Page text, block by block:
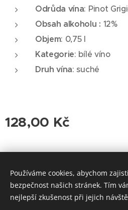
Odrůda vína: Pinot
Obsah alkoholu : 12%
Objem: 0,75 l
Kategorie: bílé víno
Druh vína: suché
128,00 Kč
© 2026 Roudnická vinotéka.
Cookies
Používáme cookies, abychom
bezpečnost našich stránek. Tím
nejlepší zkušenost při jejich